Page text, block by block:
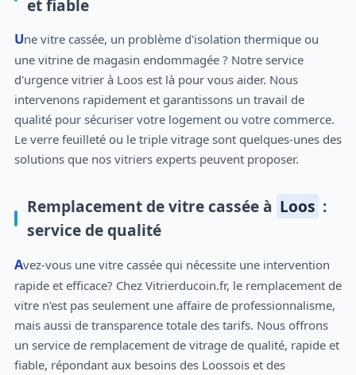
et fiable
Une vitre cassée, un problème d'isolation thermique ou
une vitrine de magasin endommagée ? Notre service
d'urgence vitrier à Loos est là pour vous aider. Nous
intervenons rapidement et garantissons un travail de
qualité pour sécuriser votre logement ou votre commerce.
Le verre feuilleté ou le triple vitrage sont quelques-unes des
solutions que nos vitriers experts peuvent proposer.
Remplacement de vitre cassée à Loos :
service de qualité
Avez-vous une vitre cassée qui nécessite une intervention
rapide et efficace? Chez Vitrierducoin.fr, le remplacement de
vitre n'est pas seulement une affaire de professionnalisme,
mais aussi de transparence totale des tarifs. Nous offrons
un service de remplacement de vitrage de qualité, rapide et
fiable, répondant aux besoins des Loossois et des